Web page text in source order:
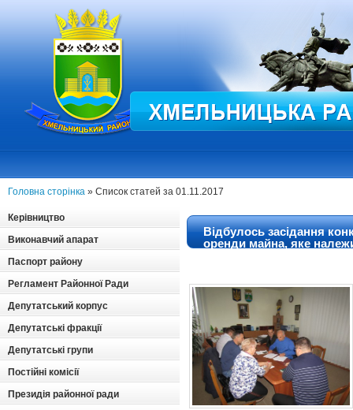
Головна сторінка » Список статей за 01.11.2017
Керівництво
Виконавчий апарат
Паспорт району
Регламент Районної Ради
Депутатський корпус
Депутатські фракції
Депутатські групи
Постійні комісії
Президія районної ради
Відбулось засідання
оренди майна, яке